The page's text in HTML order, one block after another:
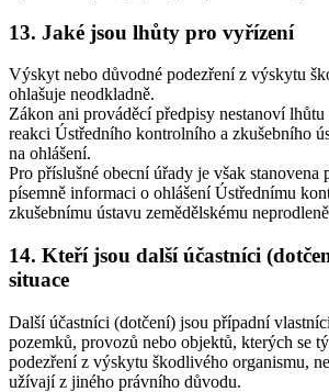
13. Jaké jsou lhůty pro vyřízení
Výskyt nebo důvodné podezření z výskytu
ohlašuje neodkladně.
Zákon ani prováděcí předpisy nestanoví
reakci Ústředního kontrolního a zkušebního
na ohlášení.
Pro příslušné obecní úřady je však stanovena
písemně informaci o ohlášení Ústřednímu
zkušebnímu ústavu zemědělskému
14. Kteří jsou další účastníci
situace
Další účastníci (dotčení) jsou případní
pozemků, provozů nebo objektů, kterých se
podezření z výskytu škodlivého organismu,
užívají z jiného právního důvodu.